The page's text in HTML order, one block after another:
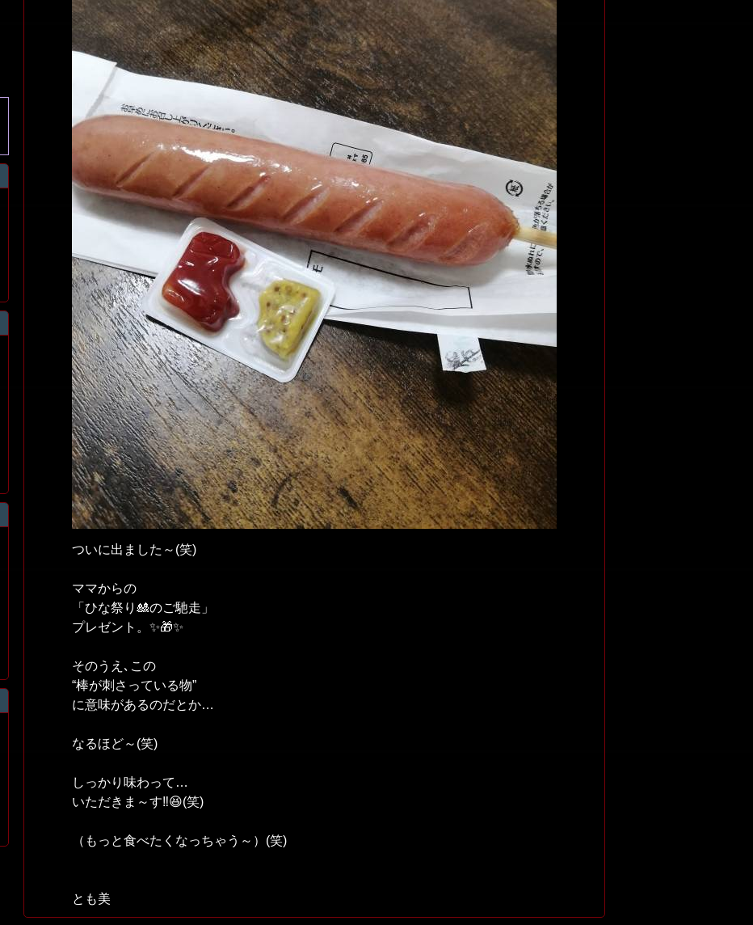
ついに出ました～(笑)
ママからの
「ひな祭り🎎のご馳走」
プレゼント。✨🎁✨
そのうえ､この
“棒が刺さっている物”
に意味があるのだとか…
なるほど～(笑)
しっかり味わって…
いただきま～す‼️😆(笑)
（もっと食べたくなっちゃう～）(笑)
とも美